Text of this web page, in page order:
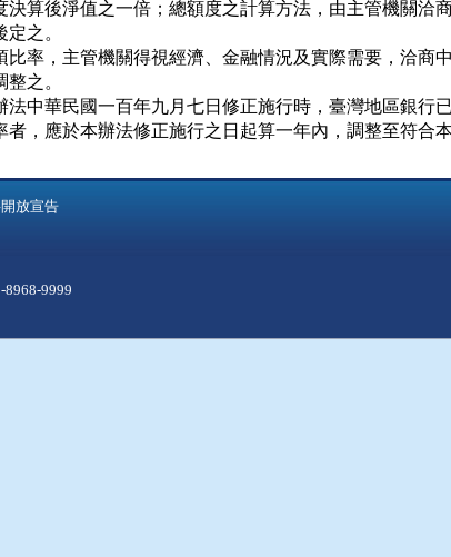
決算後淨值之一倍；總額度之計算方法，由主管機關洽
定之。
比率，主管機關得視經濟、金融情況及實際需要，洽商
整之。
法中華民國一百年九月七日修正施行時，臺灣地區銀行
者，應於本辦法修正施行之日起算一年內，調整至符合本
放宣告
9999